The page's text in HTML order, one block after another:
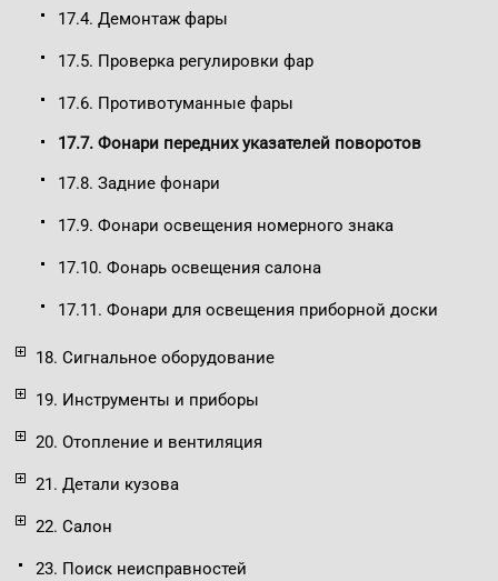
17.4. Демонтаж фары
17.5. Проверка регулировки фар
17.6. Противотуманные фары
17.7. Фонари передних указателей поворотов
17.8. Задние фонари
17.9. Фонари освещения номерного знака
17.10. Фонарь освещения салона
17.11. Фонари для освещения приборной доски
18. Сигнальное оборудование
19. Инструменты и приборы
20. Отопление и вентиляция
21. Детали кузова
22. Салон
23. Поиск неисправностей